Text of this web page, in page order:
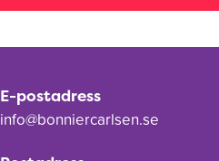
E-postadress
info@bonniercarlsen.se